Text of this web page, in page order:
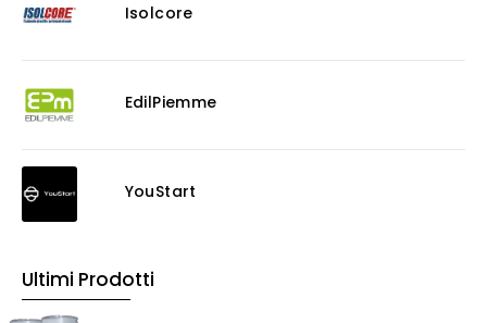
Risanamento E Restauro
Consolidanti
Rasanti per muro
Isolcore
EdilPiemme
YouStart
Ultimi Prodotti